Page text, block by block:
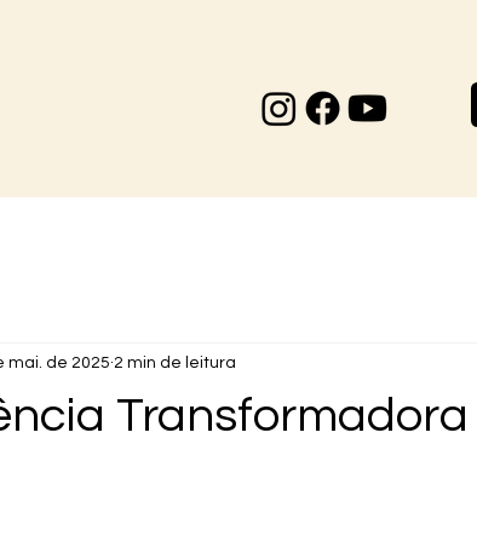
Transformadora
mai. de 2025 2 min de leitura